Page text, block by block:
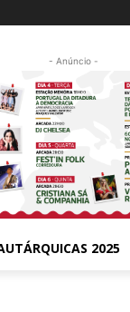
- Anúncio -
2025